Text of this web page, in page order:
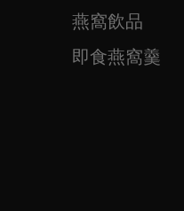
燕窩飲品
即食燕窩羹